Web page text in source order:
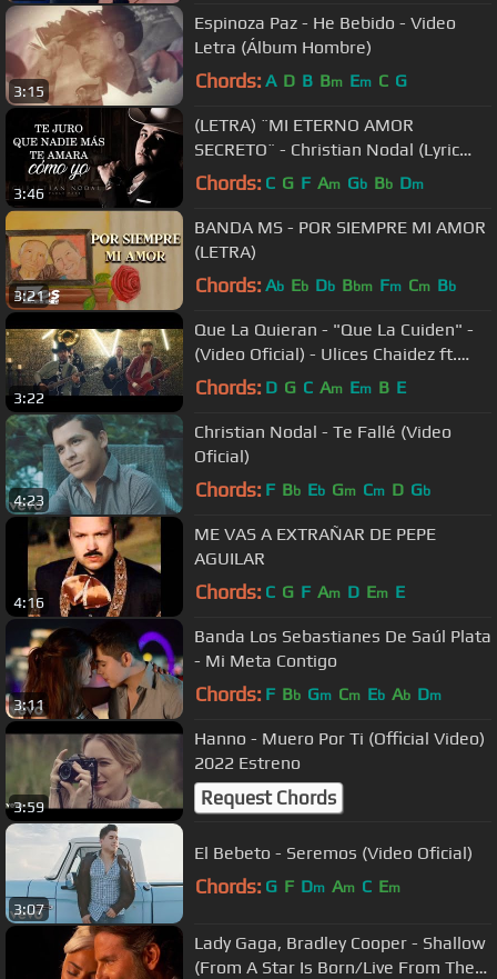
3:15
Espinoza Paz - He Bebido - Video
Letra (Álbum Hombre)
Chords: A D B Bm Em C G
3:46
(LETRA) ¨MI ETERNO AMOR
SECRETO¨ - Christian Nodal (Lyric
Video)
Chords: C G F Am Gb Bb Dm
3:21
BANDA MS - POR SIEMPRE MI AMOR
(LETRA)
Chords: Ab Eb Db Bbm Fm Cm Bb
3:22
Que La Quieran - "Que La Cuiden" -
(Video Oficial) - Ulices Chaidez ft.
Joss Favela - DEL Records
Chords: D G C Am Em B E
4:23
Christian Nodal - Te Fallé (Video
Oficial)
Chords: F Bb Eb Gm Cm D Gb
4:16
ME VAS A EXTRAÑAR DE PEPE
AGUILAR
Chords: C G F Am D Em E
3:11
Banda Los Sebastianes De Saúl Plata
- Mi Meta Contigo
Chords: F Bb Gm Cm Eb Ab Dm
3:59
Hanno - Muero Por Ti (Official Video)
2022 Estreno
Request Chords
3:07
El Bebeto - Seremos (Video Oficial)
Chords: G F Dm Am C Em
Lady Gaga, Bradley Cooper - Shallow
(From A Star Is Born/Live From The